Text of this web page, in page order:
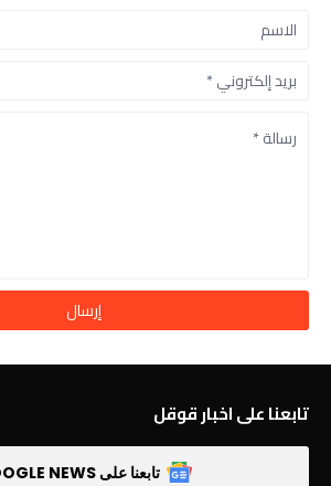
تابعنا على اخبار قوقل
تابعنا على GOOGLE NEWS